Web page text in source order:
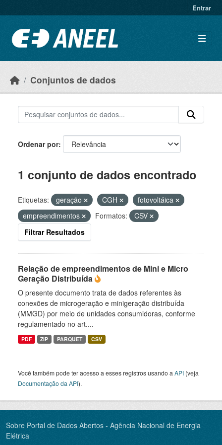
Entrar
Conjuntos de dados
Ordenar por
1 conjunto de dados encontrado
Etiquetas: geração CGH
fotovoltáica
empreendimentos
Formatos:
CSV
Filtrar Resultados
Relação de empreendimentos de Mini e Micro
Geração Distribuída
O presente documento trata de dados referentes às
conexões de microgeração e minigeração distribuída
(MMGD) por meio de unidades consumidoras, conforme
regulamentado no art....
PDF ZIP PARQUET CSV
Você também pode ter acesso a esses registros usando a API (veja
Documentação da API).
Sobre Portal de Dados Abertos - Agência Nacional de Energia
Elétrica